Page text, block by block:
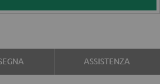
ASSISTENZA